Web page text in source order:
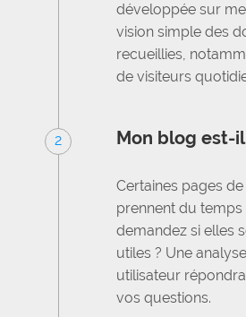
développée sur
vision simple des
recueillies,
de visiteurs
2 Mon blog est-
Certaines pages
prennent du
demandez si elles
utiles ? Une
utilisateur
vos questions.